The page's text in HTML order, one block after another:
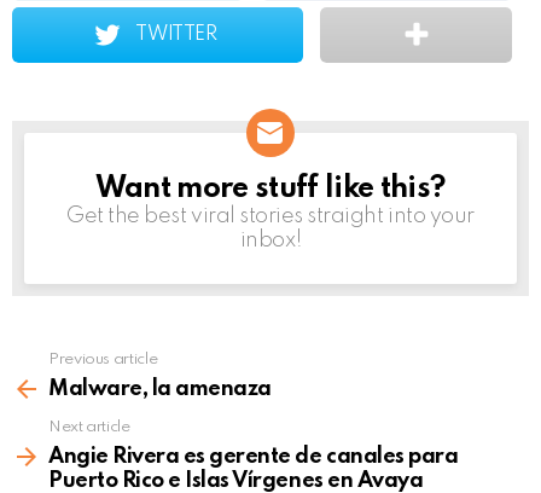
TWITTER
NEWSLETTER
Want more stuff like this?
Get the best viral stories straight into your
inbox!
more
Previous article
Malware, la amenaza
Next article
Angie Rivera es gerente de canales para
Puerto Rico e Islas Vírgenes en Avaya